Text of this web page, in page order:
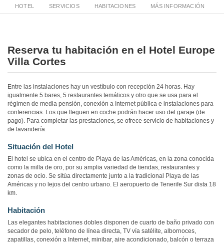
HOTEL SERVICIOS HABITACIONES MÁS INFORMACIÓN
Reserva tu habitación en el Hotel Europe
Villa Cortes
Entre las instalaciones hay un vestíbulo con recepción 24 horas. Hay
igualmente 5 bares, 5 restaurantes temáticos y otro que se usa para el
régimen de media pensión, conexión a Internet pública e instalaciones para
conferencias. Los que lleguen en coche podrán hacer uso del garaje (de
pago). Para completar las prestaciones, se ofrece servicio de habitaciones y
de lavandería.
Situación del Hotel
El hotel se ubica en el centro de Playa de las Américas, en la zona conocida
como la milla de oro, por su amplia variedad de tiendas, restaurantes y
zonas de ocio. Se sitúa directamente junto a la tradicional Playa de las
Américas y no lejos del centro urbano. El aeropuerto de Tenerife Sur dista 18
km.
Habitación
Las elegantes habitaciones dobles disponen de cuarto de baño privado con
secador de pelo, teléfono de línea directa, TV vía satélite, albornoces,
zapatillas, conexión a Internet, minibar, aire acondicionado, balcón o terraza